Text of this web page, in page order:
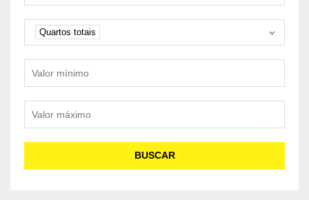
Quartos
Quartos totais
BUSCAR